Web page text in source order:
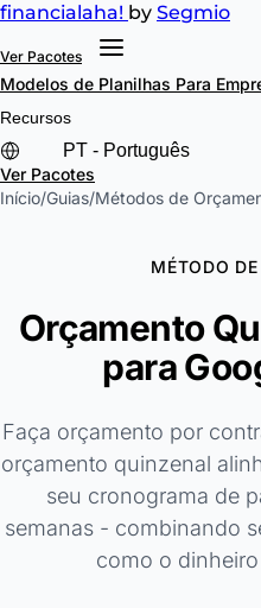
financialaha! by Segmio
Ver Pacotes
Modelos de Planilhas Para
Recursos
Ver Pacotes
Início/Guias/Métodos de
MÉTODO
Orçamento
para
Faça orçamento por
orçamento quinzenal
seu cronograma de
semanas - combinando
como o